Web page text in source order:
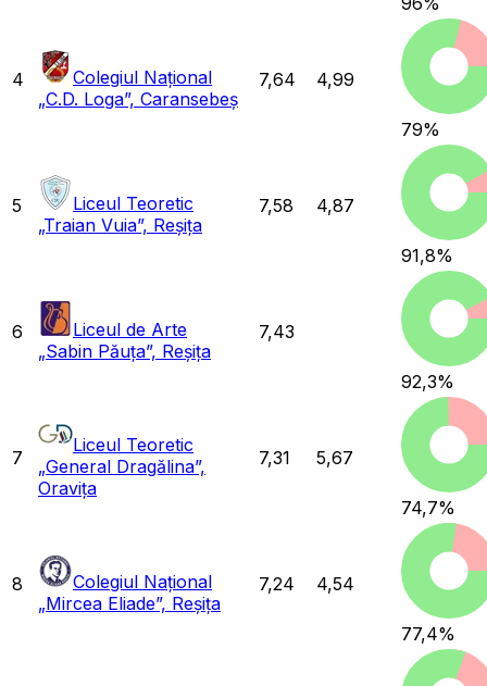
4
Colegiul Național
„C.D. Loga”, Caransebeș
7,64 4,99
79%
5
Liceul Teoretic
„Traian Vuia”, Reșița
7,58 4,87
91,8%
6
Liceul de Arte
„Sabin Păuța”, Reșița
7,43
92,3%
7
Liceul Teoretic
„General Dragălina”,
Oravița
7,31 5,67
74,7%
8
Colegiul Național
„Mircea Eliade”, Reșița
7,24 4,54
77,4%